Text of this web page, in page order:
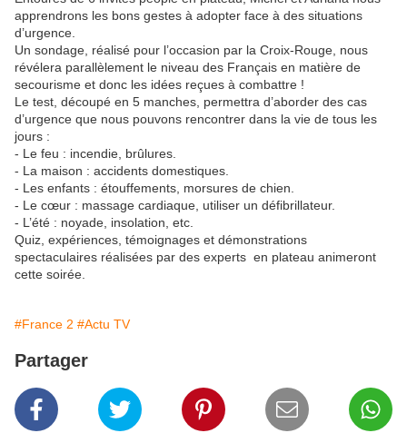
apprendrons les bons gestes à adopter face à des situations
d’urgence.
Un sondage, réalisé pour l’occasion par la Croix-Rouge, nous
révélera parallèlement le niveau des Français en matière de
secourisme et donc les idées reçues à combattre !
Le test, découpé en 5 manches, permettra d’aborder des cas
d’urgence que nous pouvons rencontrer dans la vie de tous les
jours :
- Le feu : incendie, brûlures.
- La maison : accidents domestiques.
- Les enfants : étouffements, morsures de chien.
- Le cœur : massage cardiaque, utiliser un défibrillateur.
- L’été : noyade, insolation, etc.
Quiz, expériences, témoignages et démonstrations
spectaculaires réalisées par des experts en plateau animeront
cette soirée.
#France 2 #Actu TV
Partager